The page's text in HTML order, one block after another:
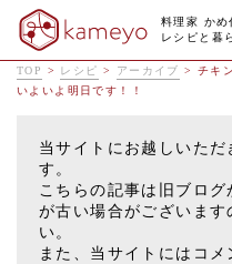
料理家 かめ
レシピと暮
TOP > レシピ > アーカイブ >チキ
いよいよ明日です！！
当サイトにお越しいた
す。
こちらの記事は旧ブロ
が古い場合がございます
い。
また、当サイトにはコ